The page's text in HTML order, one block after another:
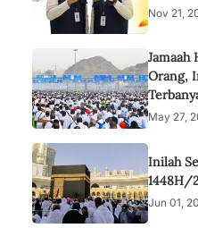
Nov 21,
Jamaah
Orang,
May 27,
Inilah
1448H/
Jun 01,